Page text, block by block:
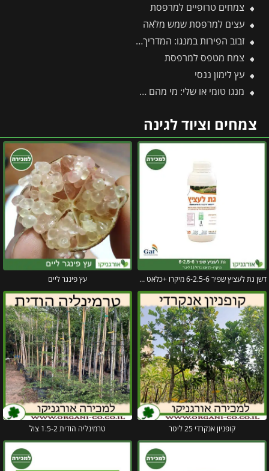
צמחים טרופיים למרפסת
עצים למרפסת שמש מלאה
זבוב הפירות במנגו: המדריך המלא להגנה על היבול מפני עקיצות וריקבון
צמח מטפס למרפסת
עץ לימון ננסי
מנגו טומי או שלי: מי מהם מנצח והאם בכלל כדאי לגדל אותם?
צמחים וציוד לגינה
דשן גת לעציץ שפיר 6-2.5-6 מיקרו +כלאט ברזל 5 ליטר עץ פינגר ליים
קופניון אנקרדי 25 ליטר טרמינליה הודית 1.5-2 צול